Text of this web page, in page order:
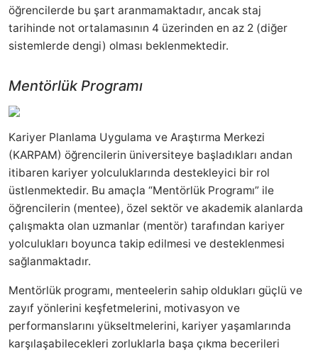
öğrencilerde bu şart aranmamaktadır, ancak staj
tarihinde not ortalamasının 4 üzerinden en az 2 (diğer
sistemlerde dengi) olması beklenmektedir.
Mentörlük Programı
Kariyer Planlama Uygulama ve Araştırma Merkezi
(KARPAM) öğrencilerin üniversiteye başladıkları andan
itibaren kariyer yolculuklarında destekleyici bir rol
üstlenmektedir. Bu amaçla “Mentörlük Programı” ile
öğrencilerin (mentee), özel sektör ve akademik alanlarda
çalışmakta olan uzmanlar (mentör) tarafından kariyer
yolculukları boyunca takip edilmesi ve desteklenmesi
sağlanmaktadır.
Mentörlük programı, menteelerin sahip oldukları güçlü ve
zayıf yönlerini keşfetmelerini, motivasyon ve
performanslarını yükseltmelerini, kariyer yaşamlarında
karşılaşabilecekleri zorluklarla başa çıkma becerileri